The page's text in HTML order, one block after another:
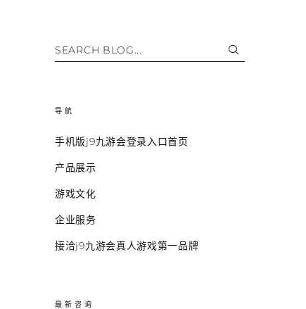
SEARCH BLOG...
导航
手机版j9九游会登录入口首页
产品展示
游戏文化
企业服务
接洽j9九游会真人游戏第一品牌
最新咨询